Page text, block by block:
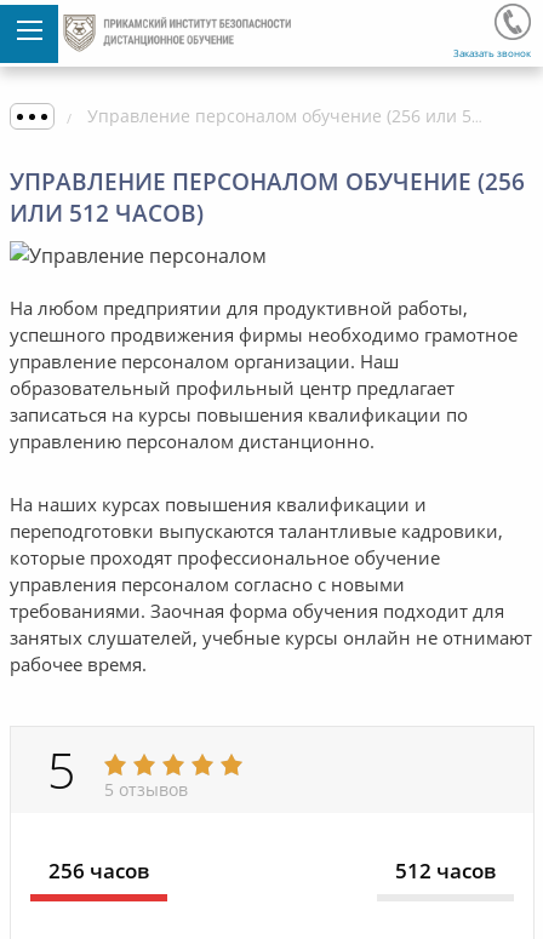
Заказать звонок
Управление персоналом обучение (256 или 512 часов)
УПРАВЛЕНИЕ ПЕРСОНАЛОМ ОБУЧЕНИЕ (256
ИЛИ 512 ЧАСОВ)
На любом предприятии для продуктивной работы,
успешного продвижения фирмы необходимо грамотное
управление персоналом организации. Наш
образовательный профильный центр предлагает
записаться на курсы повышения квалификации по
управлению персоналом дистанционно.
На наших курсах повышения квалификации и
переподготовки выпускаются талантливые кадровики,
которые проходят профессиональное обучение
управления персоналом согласно с новыми
требованиями. Заочная форма обучения подходит для
занятых слушателей, учебные курсы онлайн не отнимают
рабочее время.
5 5 отзывов
256 часов 512 часов